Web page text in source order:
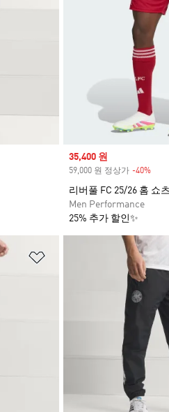
Sale price
35,400 원
59,000 원 정상가 -40%
리버풀 FC 25/26 홈 쇼츠
Men Performance
25% 추가 할인✨
위시리스트 담기